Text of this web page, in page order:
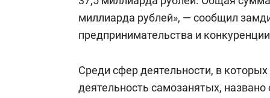
миллиарда рублей», — сообщил
предпринимательства и
Среди сфер деятельности, в
деятельность самозанятых,